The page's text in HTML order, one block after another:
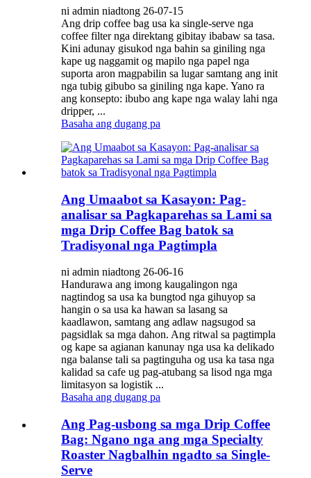
ni admin niadtong 26-07-15
Ang drip coffee bag usa ka single-serve nga
coffee filter nga direktang gibitay ibabaw sa tasa.
Kini adunay gisukod nga bahin sa giniling nga
kape ug naggamit og mapilo nga papel nga
suporta aron magpabilin sa lugar samtang ang init
nga tubig gibubo sa giniling nga kape. Yano ra
ang konsepto: ibubo ang kape nga walay lahi nga
dripper, ...
Basaha ang dugang pa
Ang Umaabot sa Kasayon: Pag-
analisar sa Pagkaparehas sa Lami sa
mga Drip Coffee Bag batok sa
Tradisyonal nga Pagtimpla
ni admin niadtong 26-06-16
Handurawa ang imong kaugalingon nga
nagtindog sa usa ka bungtod nga gihuyop sa
hangin o sa usa ka hawan sa lasang sa
kaadlawon, samtang ang adlaw nagsugod sa
pagsidlak sa mga dahon. Ang ritwal sa pagtimpla
og kape sa agianan kanunay nga usa ka delikado
nga balanse tali sa pagtinguha og usa ka tasa nga
kalidad sa cafe ug pag-atubang sa lisod nga mga
limitasyon sa logistik ...
Basaha ang dugang pa
Ang Pag-usbong sa mga Drip Coffee
Bag: Ngano nga ang mga Specialty
Roaster Nagbalhin ngadto sa Single-
Serve